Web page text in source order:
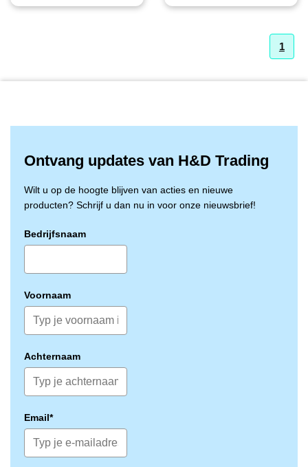
1
Ontvang updates van H&D Trading
Wilt u op de hoogte blijven van acties en nieuwe
producten? Schrijf u dan nu in voor onze nieuwsbrief!
Bedrijfsnaam
Voornaam
Achternaam
Email*